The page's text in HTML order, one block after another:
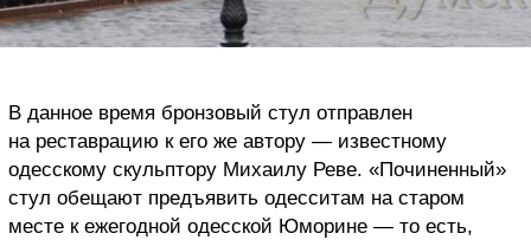
В данное время бронзовый стул отправлен
на реставрацию к его же автору — известному
одесскому скульптору Михаилу Реве. «Починенный»
стул обещают предъявить одесситам на старом
месте к ежегодной одесской Юморине — то есть,